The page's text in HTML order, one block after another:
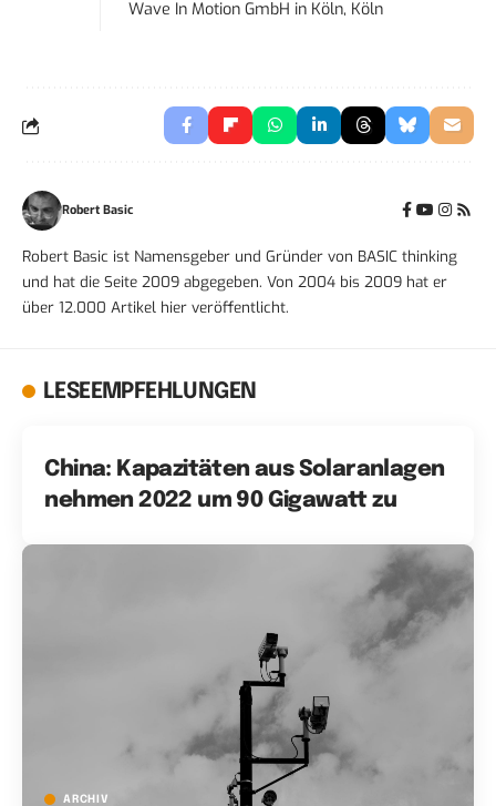
Wave In Motion GmbH in Köln, Köln
Robert Basic
Robert Basic ist Namensgeber und Gründer von BASIC thinking
und hat die Seite 2009 abgegeben. Von 2004 bis 2009 hat er
über 12.000 Artikel hier veröffentlicht.
LESEEMPFEHLUNGEN
China: Kapazitäten aus Solaranlagen
nehmen 2022 um 90 Gigawatt zu
ARCHIV